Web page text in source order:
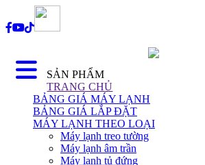
SẢN PHẨM
TRANG CHỦ
BẢNG GIÁ MÁY LẠNH
BẢNG GIÁ LẮP ĐẶT
MÁY LẠNH THEO LOẠI
Máy lạnh treo tường
Máy lạnh âm trần
Máy lạnh tủ đứng